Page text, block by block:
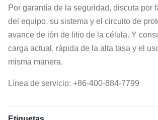
Por garantía de la seguridad, discuta por
del equipo, su sistema y el circuito de
avance de ión de litio de la célula. Y
carga actual, rápida de la alta tasa y el
misma manera.
Línea de servicio: +86-400-884-7799